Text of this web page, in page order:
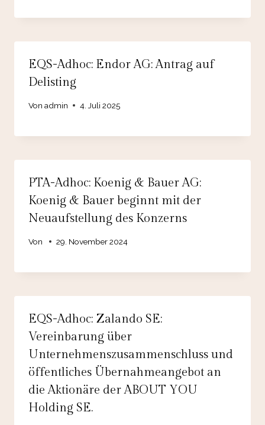
EQS-Adhoc: Endor AG: Antrag auf
Delisting
Von admin 4. Juli 2025
PTA-Adhoc: Koenig & Bauer AG:
Koenig & Bauer beginnt mit der
Neuaufstellung des Konzerns
Von 29. November 2024
EQS-Adhoc: Zalando SE:
Vereinbarung über
Unternehmenszusammenschluss und
öffentliches Übernahmeangebot an
die Aktionäre der ABOUT YOU
Holding SE.